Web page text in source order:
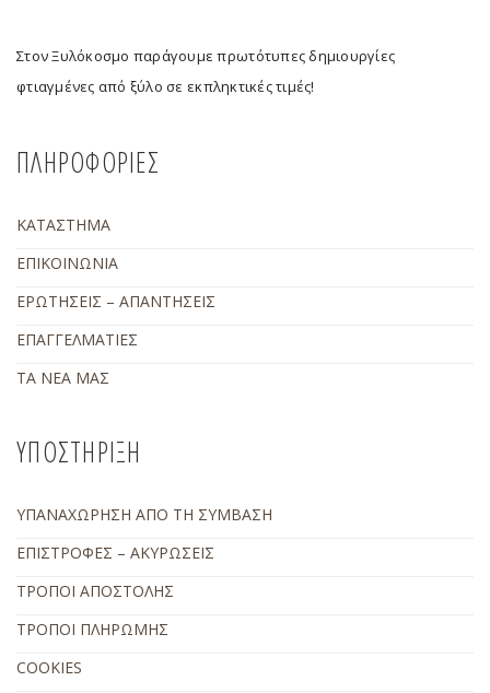
Στον Ξυλόκοσμο παράγουμε πρωτότυπες δημιουργίες
φτιαγμένες από ξύλο σε εκπληκτικές τιμές!
ΠΛΗΡΟΦΟΡΙΕΣ
ΚΑΤΑΣΤΗΜΑ
ΕΠΙΚΟΙΝΩΝΙΑ
ΕΡΩΤΗΣΕΙΣ – ΑΠΑΝΤΗΣΕΙΣ
ΕΠΑΓΓΕΛΜΑΤΙΕΣ
ΤΑ ΝΕΑ ΜΑΣ
ΥΠΟΣΤΗΡΙΞΗ
ΥΠΑΝΑΧΩΡΗΣΗ ΑΠΟ ΤΗ ΣΥΜΒΑΣΗ
ΕΠΙΣΤΡΟΦΕΣ – ΑΚΥΡΩΣΕΙΣ
ΤΡΟΠΟΙ ΑΠΟΣΤΟΛΗΣ
ΤΡΟΠΟΙ ΠΛΗΡΩΜΗΣ
COOKIES